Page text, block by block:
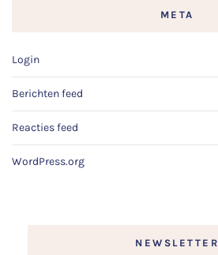
META
Login
Berichten feed
Reacties feed
WordPress.org
NEWSLETTER